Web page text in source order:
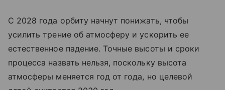
С 2028 года орбиту начнут понижать, чтобы
усилить трение об атмосферу и ускорить ее
естественное падение. Точные высоты и сроки
процесса назвать нельзя, поскольку высота
атмосферы меняется год от года, но целевой